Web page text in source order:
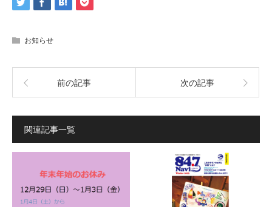
お知らせ
前の記事 次の記事
関連記事一覧